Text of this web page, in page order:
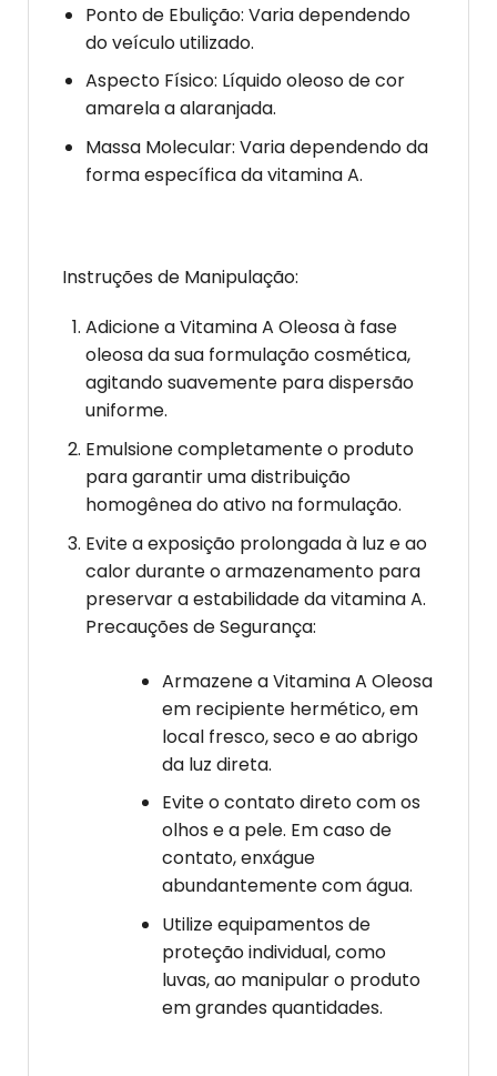
Ponto de Ebulição: Varia dependendo
do veículo utilizado.
Aspecto Físico: Líquido oleoso de cor
amarela a alaranjada.
Massa Molecular: Varia dependendo da
forma específica da vitamina A.
Instruções de Manipulação:
Adicione a Vitamina A Oleosa à fase
oleosa da sua formulação cosmética,
agitando suavemente para dispersão
uniforme.
Emulsione completamente o produto
para garantir uma distribuição
homogênea do ativo na formulação.
Evite a exposição prolongada à luz e ao
calor durante o armazenamento para
preservar a estabilidade da vitamina A.
Precauções de Segurança:
Armazene a Vitamina A Oleosa
em recipiente hermético, em
local fresco, seco e ao abrigo
da luz direta.
Evite o contato direto com os
olhos e a pele. Em caso de
contato, enxágue
abundantemente com água.
Utilize equipamentos de
proteção individual, como
luvas, ao manipular o produto
em grandes quantidades.